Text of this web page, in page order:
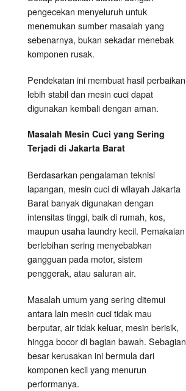
pengecekan menyeluruh untuk
menemukan sumber masalah yang
sebenarnya, bukan sekadar menebak
komponen rusak.
Pendekatan ini membuat hasil perbaikan
lebih stabil dan mesin cuci dapat
digunakan kembali dengan aman.
Masalah Mesin Cuci yang Sering
Terjadi di Jakarta Barat
Berdasarkan pengalaman teknisi
lapangan, mesin cuci di wilayah Jakarta
Barat banyak digunakan dengan
intensitas tinggi, baik di rumah, kos,
maupun usaha laundry kecil. Pemakaian
berlebihan sering menyebabkan
gangguan pada motor, sistem
penggerak, atau saluran air.
Masalah umum yang sering ditemui
antara lain mesin cuci tidak mau
berputar, air tidak keluar, mesin berisik,
hingga bocor di bagian bawah. Sebagian
besar kerusakan ini bermula dari
komponen kecil yang menurun
performanya.